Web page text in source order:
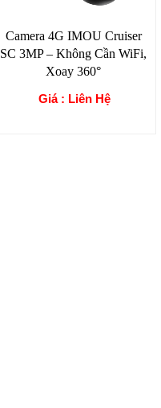
Camera 4G IMOU Cruiser
SC 3MP – Không Cần WiFi,
Xoay 360°
Giá : Liên Hệ